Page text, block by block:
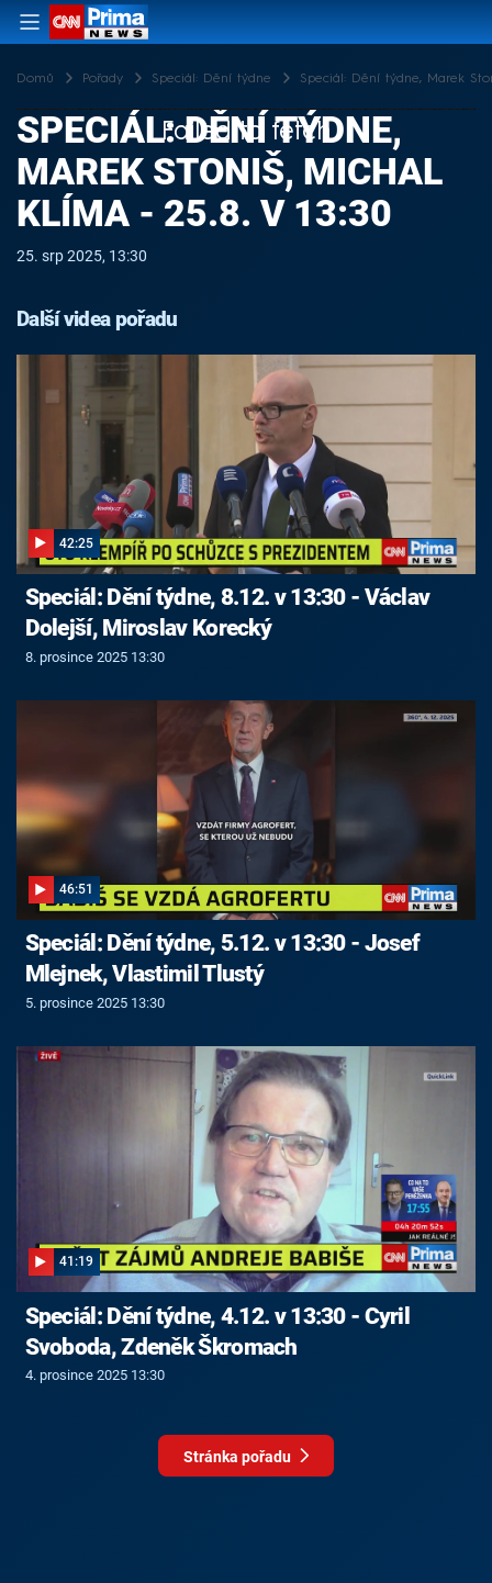
Domů Pořady Speciál: Dění týdne Speciál: Dění týdne, Marek
Failed to fetch
SPECIÁL: DĚNÍ TÝDNE,
MAREK STONIŠ, MICHAL
KLÍMA - 25.8. V 13:30
25. srp 2025, 13:30
Další videa pořadu
42:25
Speciál: Dění týdne, 8.12. v 13:30 - Václav
Dolejší, Miroslav Korecký
8. prosince 2025 13:30
46:51
Speciál: Dění týdne, 5.12. v 13:30 - Josef
Mlejnek, Vlastimil Tlustý
5. prosince 2025 13:30
41:19
Speciál: Dění týdne, 4.12. v 13:30 - Cyril
Svoboda, Zdeněk Škromach
4. prosince 2025 13:30
Stránka pořadu